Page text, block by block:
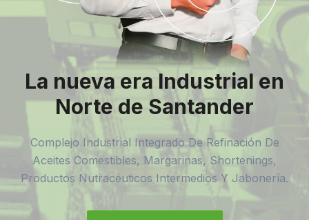
La nueva era Industrial en
Norte de Santander
Complejo Industrial Integrado De Refinación De
Aceites Comestibles, Margarinas, Shortenings,
Productos Nutracéuticos Intermedios Y Jabonería.